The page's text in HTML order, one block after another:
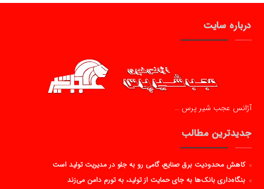
درباره سایت
آژانس عجب شیر پرس …
جدیدترین مطالب
کاهش محدودیت برق صنایع، گامی رو به جلو در مدیریت تولید است
بنگاه‌داری بانک‌ها به جای حمایت از تولید، به تورم دامن می‌زند